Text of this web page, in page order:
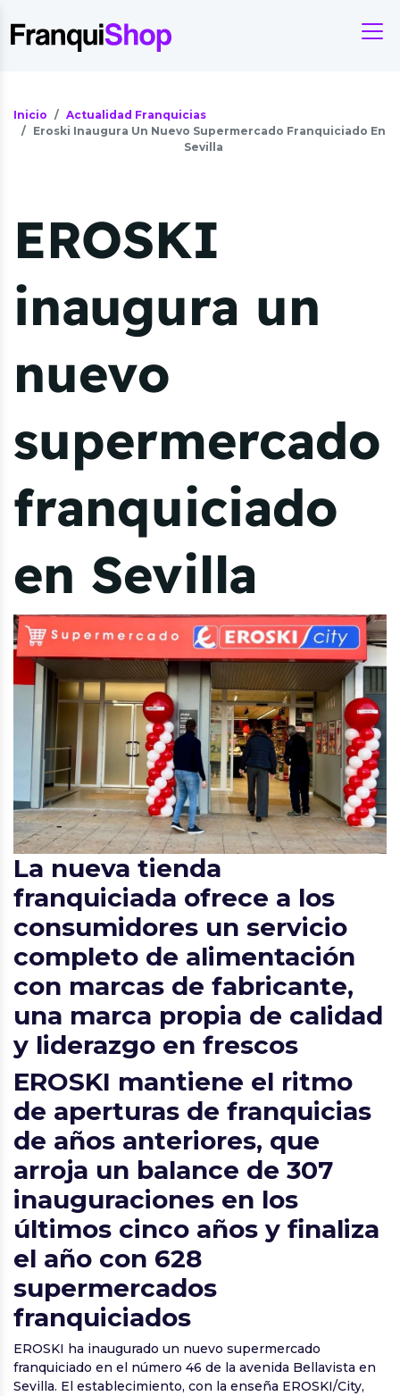
Inicio
Actualidad Franquicias
Eroski Inaugura Un Nuevo Supermercado Franquiciado En
Sevilla
EROSKI
inaugura un
nuevo
supermercado
franquiciado
en Sevilla
La nueva tienda
franquiciada ofrece a los
consumidores un servicio
completo de alimentación
con marcas de fabricante,
una marca propia de calidad
y liderazgo en frescos
EROSKI mantiene el ritmo
de aperturas de franquicias
de años anteriores, que
arroja un balance de 307
inauguraciones en los
últimos cinco años y finaliza
el año con 628
supermercados
franquiciados
EROSKI ha inaugurado un nuevo supermercado
franquiciado en el número 46 de la avenida Bellavista en
Sevilla. El establecimiento, con la enseña EROSKI/City,